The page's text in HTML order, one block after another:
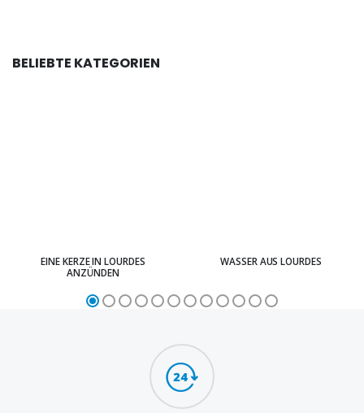
BELIEBTE KATEGORIEN
EINE KERZE IN LOURDES
ANZÜNDEN
WASSER AUS LOURDES